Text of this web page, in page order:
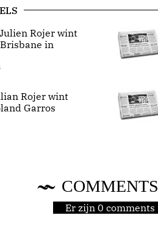
Rojer wint
in
Rojer wint
Garros
COMMENTS
Er zijn 0 comments